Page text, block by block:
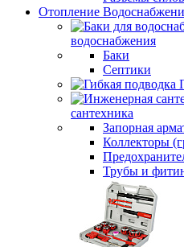
Отопление
водоснабжения
Баки
Септики
сантехника
Запорная
Коллекторы
Трубы и